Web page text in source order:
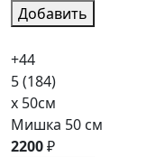
Добавить
+44
5(184)
x 50см
Мишка 50 см
2200₽